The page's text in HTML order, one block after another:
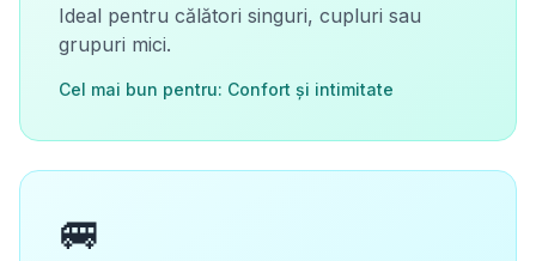
Ideal pentru călători singuri, cupluri sau
grupuri mici.
Cel mai bun pentru: Confort și intimitate
🚐